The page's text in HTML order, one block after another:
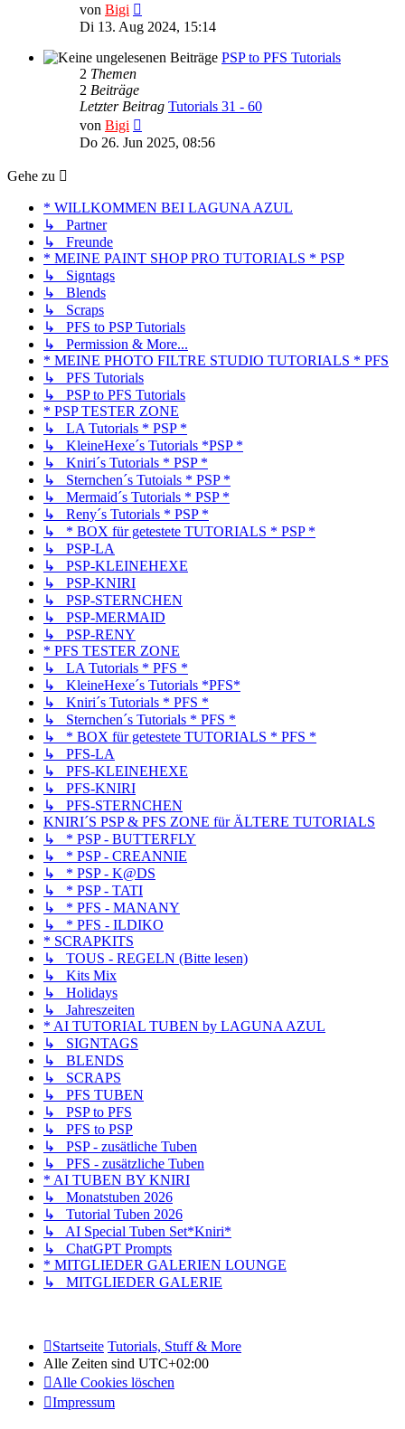
von Bigi
Beitrag
Di 13. Aug 2024, 15:14
PSP to PFS Tutorials
2 Themen
2 Beiträge
Letzter Beitrag Tutorials 31 - 60
von Bigi
Beitrag
Do 26. Jun 2025, 08:56
Gehe zu
* WILLKOMMEN BEI LAGUNA AZUL
↳ Partner
↳ Freunde
* MEINE PAINT SHOP PRO TUTORIALS * PSP
↳ Signtags
↳ Blends
↳ Scraps
↳ PFS to PSP Tutorials
↳ Permission & More...
* MEINE PHOTO FILTRE STUDIO TUTORIALS * PFS
↳ PFS Tutorials
↳ PSP to PFS Tutorials
* PSP TESTER ZONE
↳ LA Tutorials * PSP *
↳ KleineHexe´s Tutorials *PSP *
↳ Kniri´s Tutorials * PSP *
↳ Sternchen´s Tutoials * PSP *
↳ Mermaid´s Tutorials * PSP *
↳ Reny´s Tutorials * PSP *
↳ * BOX für getestete TUTORIALS * PSP *
↳ PSP-LA
↳ PSP-KLEINEHEXE
↳ PSP-KNIRI
↳ PSP-STERNCHEN
↳ PSP-MERMAID
↳ PSP-RENY
* PFS TESTER ZONE
↳ LA Tutorials * PFS *
↳ KleineHexe´s Tutorials *PFS*
↳ Kniri´s Tutorials * PFS *
↳ Sternchen´s Tutorials * PFS *
↳ * BOX für getestete TUTORIALS * PFS *
↳ PFS-LA
↳ PFS-KLEINEHEXE
↳ PFS-KNIRI
↳ PFS-STERNCHEN
KNIRI´S PSP & PFS ZONE für ÄLTERE TUTORIALS
↳ * PSP - BUTTERFLY
↳ * PSP - CREANNIE
↳ * PSP - K@DS
↳ * PSP - TATI
↳ * PFS - MANANY
↳ * PFS - ILDIKO
* SCRAPKITS
↳ TOUS - REGELN (Bitte lesen)
↳ Kits Mix
↳ Holidays
↳ Jahreszeiten
* AI TUTORIAL TUBEN by LAGUNA AZUL
↳ SIGNTAGS
↳ BLENDS
↳ SCRAPS
↳ PFS TUBEN
↳ PSP to PFS
↳ PFS to PSP
↳ PSP - zusätliche Tuben
↳ PFS - zusätzliche Tuben
* AI TUBEN BY KNIRI
↳ Monatstuben 2026
↳ Tutorial Tuben 2026
↳ AI Special Tuben Set*Kniri*
↳ ChatGPT Prompts
* MITGLIEDER GALERIEN LOUNGE
↳ MITGLIEDER GALERIE
Startseite Tutorials, Stuff & More
Alle Zeiten sind UTC+02:00
Alle Cookies löschen
Impressum